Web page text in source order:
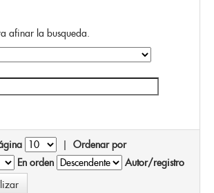
afinar la busqueda.
| Ordenar por
En orden
Autor/registro